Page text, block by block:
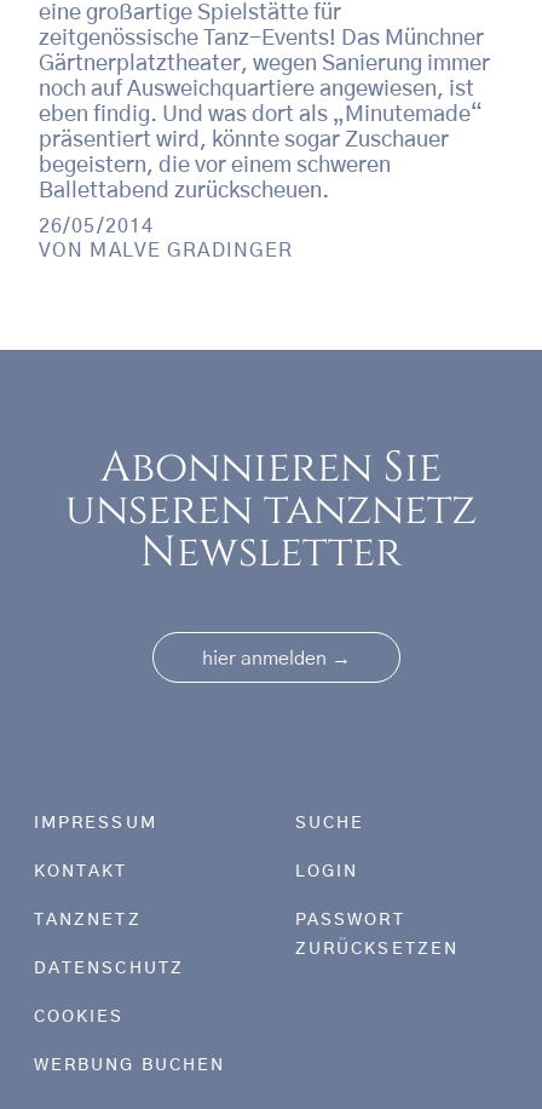
eine großartige Spielstätte für
zeitgenössische Tanz-Events! Das Münchner
Gärtnerplatztheater, wegen Sanierung immer
noch auf Ausweichquartiere angewiesen, ist
eben findig. Und was dort als „Minutemade“
präsentiert wird, könnte sogar Zuschauer
begeistern, die vor einem schweren
Ballettabend zurückscheuen.
26/05/2014
VON
MALVE GRADINGER
Abonnieren Sie
unseren tanznetz
Newsletter
hier anmelden →
Footer menu
IMPRESSUM
KONTAKT
TANZNETZ
DATENSCHUTZ
COOKIES
WERBUNG BUCHEN
SUCHE
LOGIN
PASSWORT
ZURÜCKSETZEN